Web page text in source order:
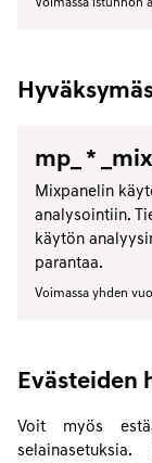
Voimassa istunnon
mp_ *
Mixpanelin
analysointiin.
käytön
parantaa.
Voimassa yhden
Evästeiden
Voit myös